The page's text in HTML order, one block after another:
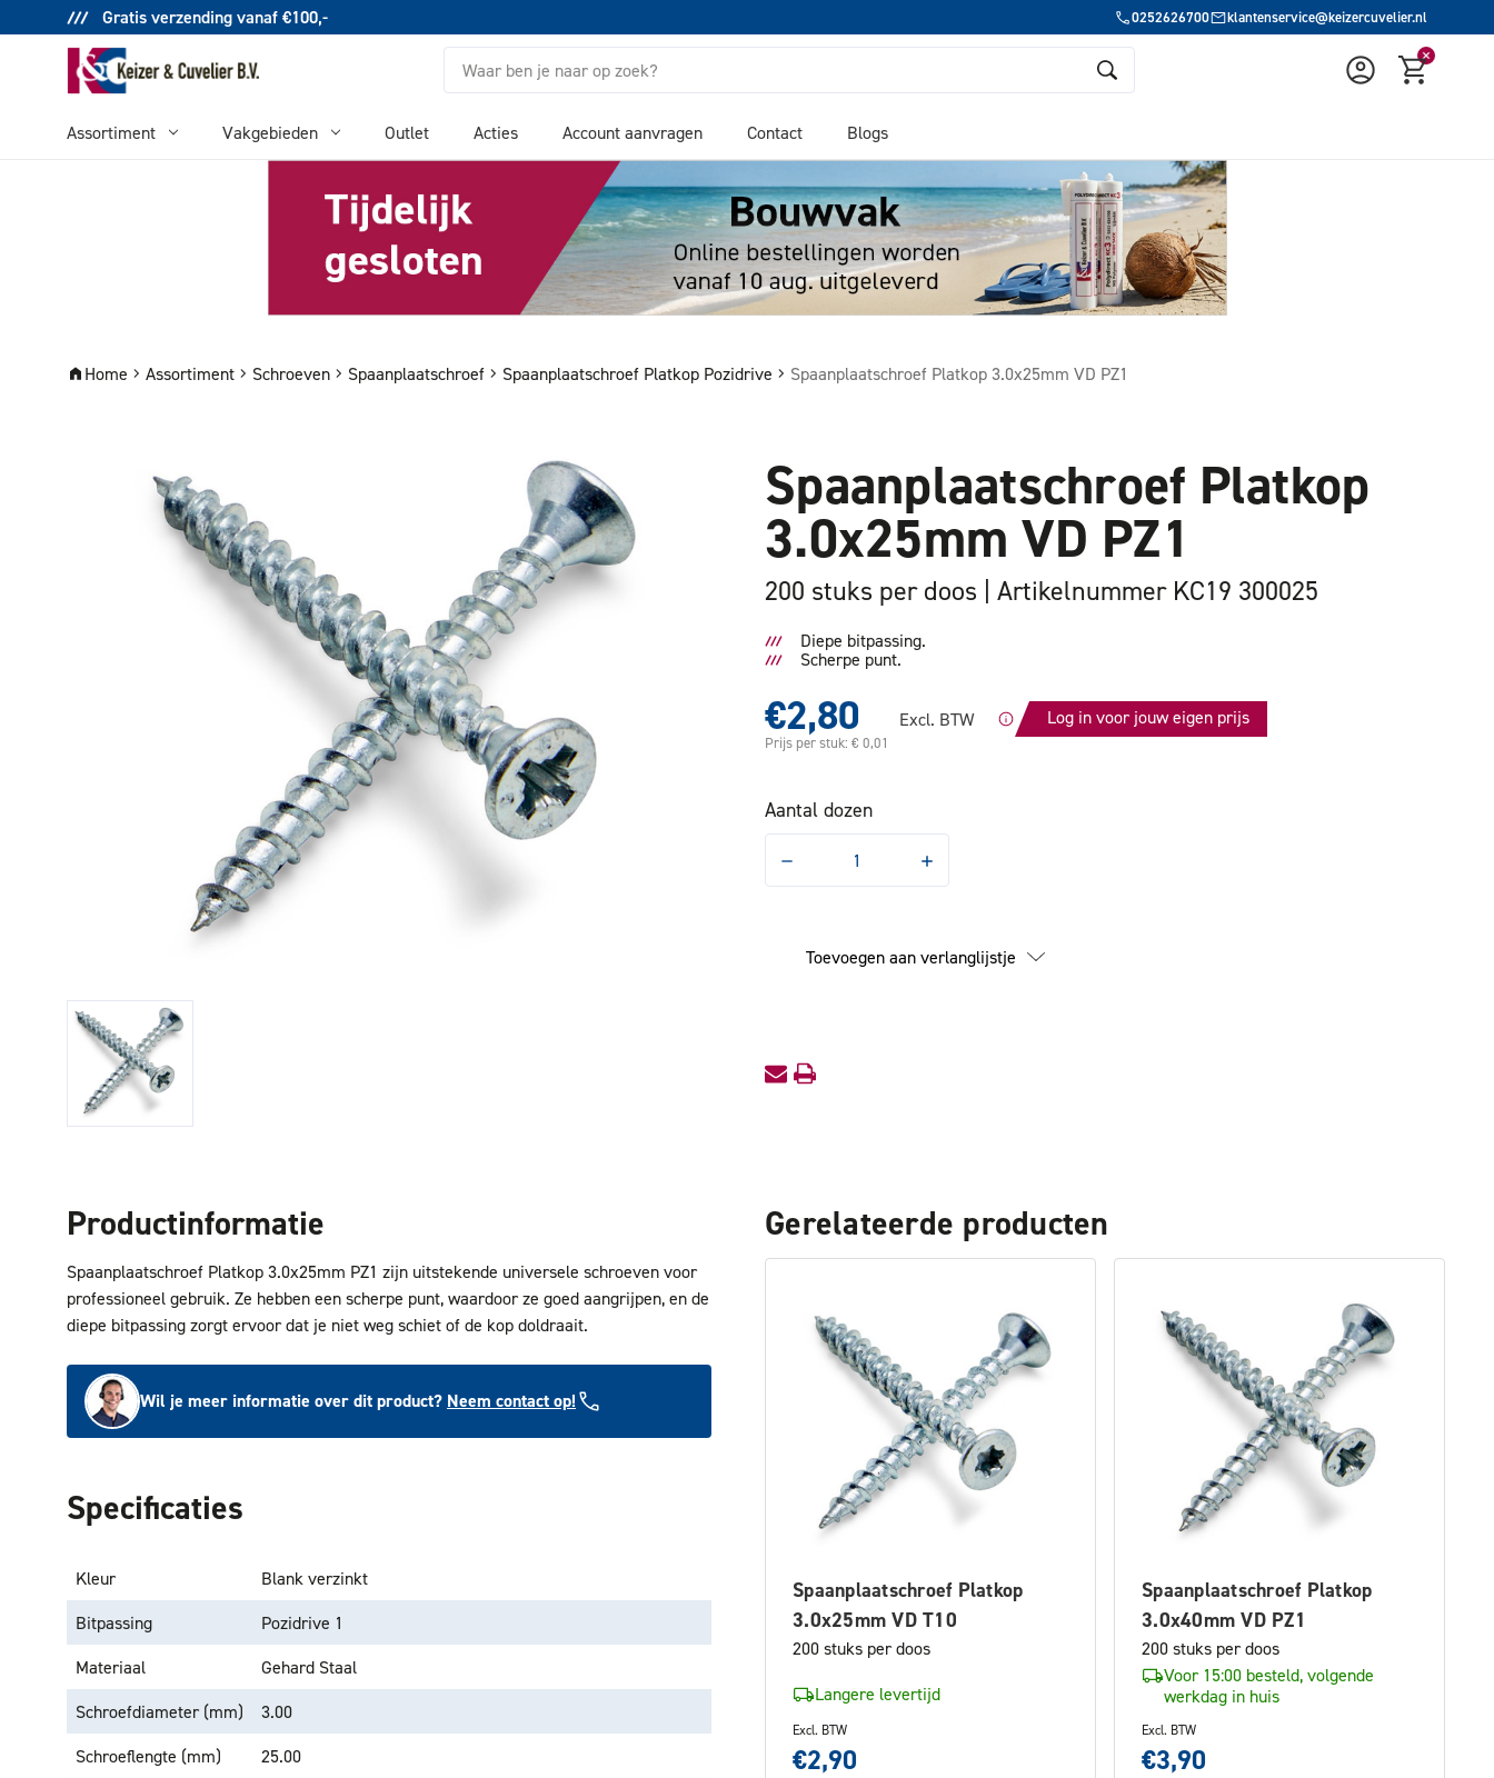
Gratis verzending vanaf €100,- 0252626700 klantenservice@keizercuvelier.nl
Zoeken
Assortiment Vakgebieden Outlet Acties Account aanvragen Contact Blogs
Home Assortiment Schroeven Spaanplaatschroef Spaanplaatschroef Platkop Pozidrive Spaanplaatschroef Platkop 3.0x25mm VD PZ1
Spaanplaatschroef Platkop
3.0x25mm VD PZ1
200 stuks per doos Artikelnummer KC19 300025
Diepe bitpassing.
Scherpe punt.
€2,80
Prijs per stuk: € 0,01
Excl. BTW Log in voor jouw eigen prijs
Aantal dozen
Hoeveelheid
3.0x25mm
Hoeveelheid
3.0x25mm
VD
Toevoegen aan verlanglijstje
Productinformatie
Spaanplaatschroef Platkop 3.0x25mm PZ1 zijn uitstekende universele schroeven voor
professioneel gebruik. Ze hebben een scherpe punt, waardoor ze goed aangrijpen, en de
diepe bitpassing zorgt ervoor dat je niet weg schiet of de kop doldraait.
Wil je meer informatie over dit product? Neem contact op!
Specificaties
Kleur
Blank verzinkt
Bitpassing
Pozidrive 1
Materiaal
Gehard Staal
Schroefdiameter (mm)
3.00
Schroeflengte (mm)
25.00
Gerelateerde producten
Spaanplaatschroef Platkop
3.0x25mm VD T10
200 stuks per doos
Langere levertijd
Excl. BTW
€2,90
Spaanplaatschroef Platkop
3.0x40mm VD PZ1
200 stuks per doos
Voor 15:00 besteld, volgende
werkdag in huis
Excl. BTW
€3,90